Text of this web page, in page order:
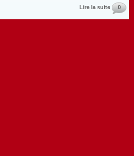
Lire la suite 0